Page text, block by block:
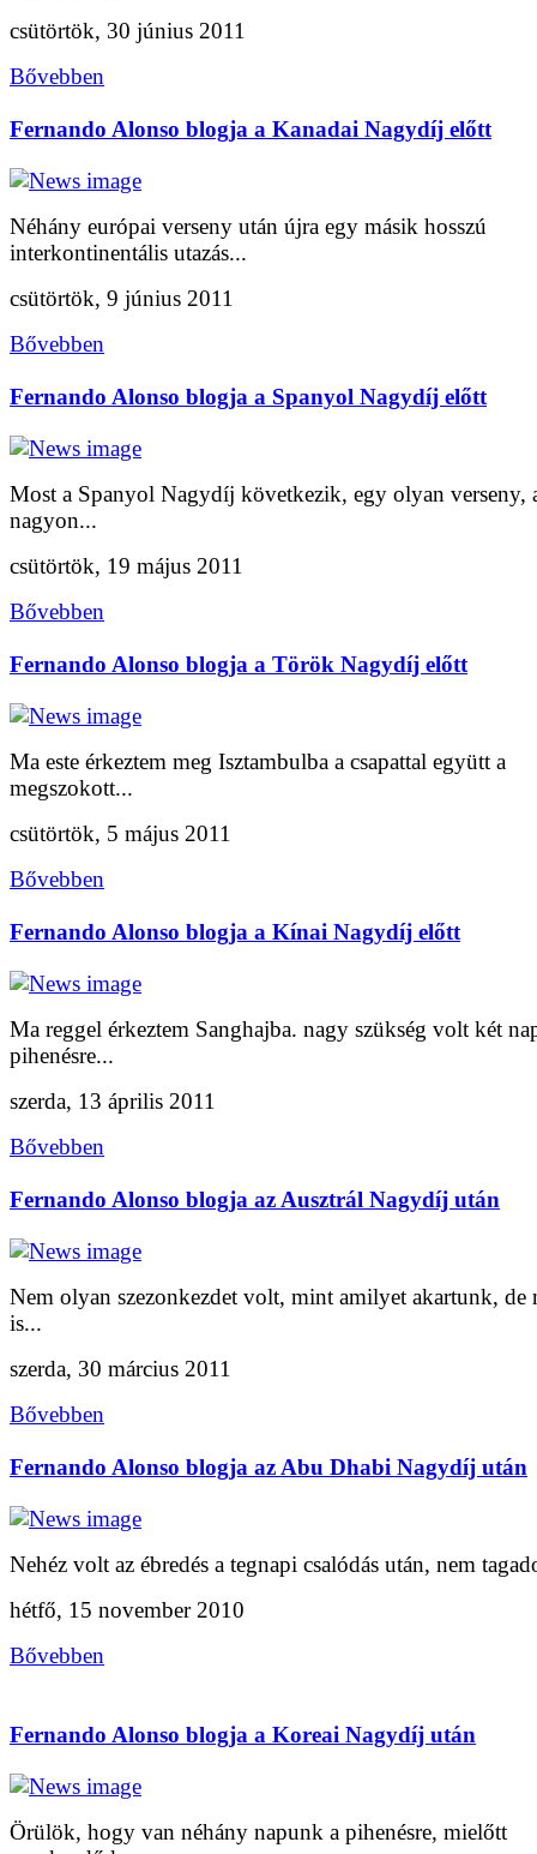
csütörtök, 30 június 2011
Bővebben
Fernando Alonso blogja a Kanadai Nagydíj előtt
Néhány európai verseny után újra egy másik hosszú
interkontinentális utazás...
csütörtök, 9 június 2011
Bővebben
Fernando Alonso blogja a Spanyol Nagydíj előtt
Most a Spanyol Nagydíj következik, egy olyan verseny,
nagyon...
csütörtök, 19 május 2011
Bővebben
Fernando Alonso blogja a Török Nagydíj előtt
Ma este érkeztem meg Isztambulba a csapattal együtt a
megszokott...
csütörtök, 5 május 2011
Bővebben
Fernando Alonso blogja a Kínai Nagydíj előtt
Ma reggel érkeztem Sanghajba. nagy szükség volt két
pihenésre...
szerda, 13 április 2011
Bővebben
Fernando Alonso blogja az Ausztrál Nagydíj után
Nem olyan szezonkezdet volt, mint amilyet akartunk, de
is...
szerda, 30 március 2011
Bővebben
Fernando Alonso blogja az Abu Dhabi Nagydíj után
Nehéz volt az ébredés a tegnapi csalódás után, nem
hétfő, 15 november 2010
Bővebben
Fernando Alonso blogja a Koreai Nagydíj után
Örülök, hogy van néhány napunk a pihenésre, mielőtt